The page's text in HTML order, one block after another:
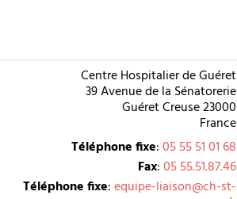
Centre Hospitalier de Guéret
39 Avenue de la Sénatorerie
GuéretCreuse23000
France
Téléphone fixe:05 55 51 01 68
Fax:05 55.51.87.46
Téléphone fixe:equipe-liaison@ch-st-